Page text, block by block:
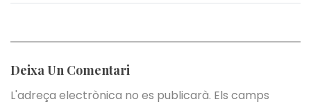
Deixa Un Comentari
L'adreça electrònica no es publicarà. Els camps